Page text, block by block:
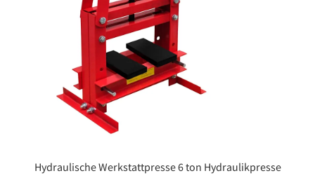
Hydraulische Werkstattpresse 6 ton Hydraulikpresse